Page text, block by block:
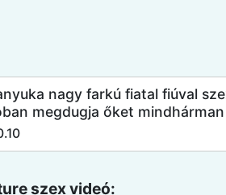
nagy farkú fiatal fiúval
megdugja őket
szex videó: